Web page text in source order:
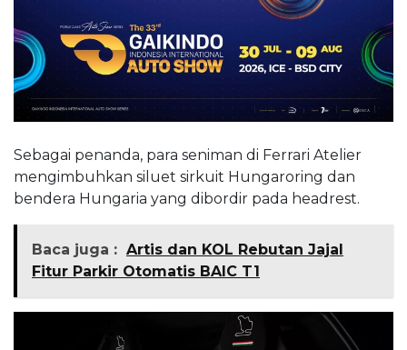
Sebagai penanda, para seniman di Ferrari Atelier
mengimbuhkan siluet sirkuit Hungaroring dan
bendera Hungaria yang dibordir pada headrest.
Baca juga : Artis dan KOL Rebutan Jajal
Fitur Parkir Otomatis BAIC T1